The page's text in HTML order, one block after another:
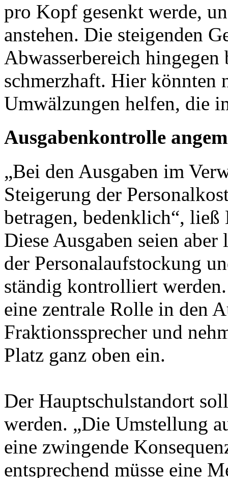
pro Kopf gesenkt werde,
anstehen. Die steigenden
Abwasserbereich
schmerzhaft. Hier könnten
Umwälzungen helfen, die
Ausgabenkontrolle
„Bei den Ausgaben im
Steigerung der
betragen, bedenklich“,
Diese Ausgaben seien
der Personalaufstockung
ständig kontrolliert
eine zentrale Rolle in den
Fraktionssprecher und
Platz ganz oben ein.
Der Hauptschulstandort
werden. „Die Umstellung
eine zwingende
entsprechend müsse eine